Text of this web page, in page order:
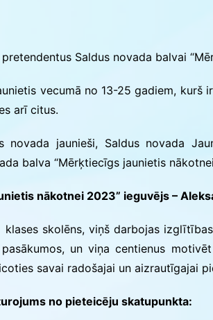
Saldus novada balvai
vecumā no 13-25 gadiem,
arī citus.
jaunieši, Saldus novada
balva “Mērķtiecīgs jaunietis
nākotnei 2023” ieguvējs –
skolēns, viņš darbojas
un viņa centienus
savai radošajai un aizrautīgajai
no pieteicēju skatupunkta: